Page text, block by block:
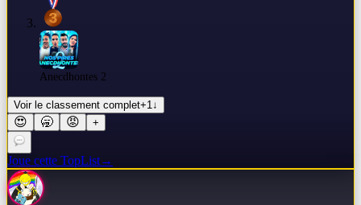
Anecdhontes 2
Voir le classement complet+1 ↓
😍 🥱 😡 +
Joue cette TopList→